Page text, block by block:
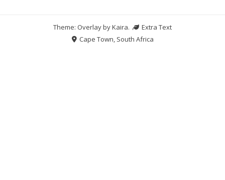
Theme: Overlay byKaira.
Extra Text
Cape Town, South Africa